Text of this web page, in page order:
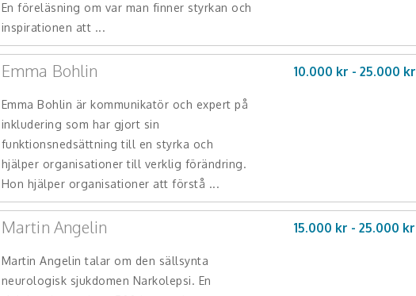
En föreläsning om var man finner styrkan och
inspirationen att ...
Emma Bohlin
Emma Bohlin är kommunikatör och expert på
inkludering som har gjort sin
funktionsnedsättning till en styrka och
hjälper organisationer till verklig förändring.
Hon hjälper organisationer att förstå ...
10.000 kr - 25.000 kr
Martin Angelin
Martin Angelin talar om den sällsynta
neurologisk sjukdomen Narkolepsi. En
15.000 kr - 25.000 kr